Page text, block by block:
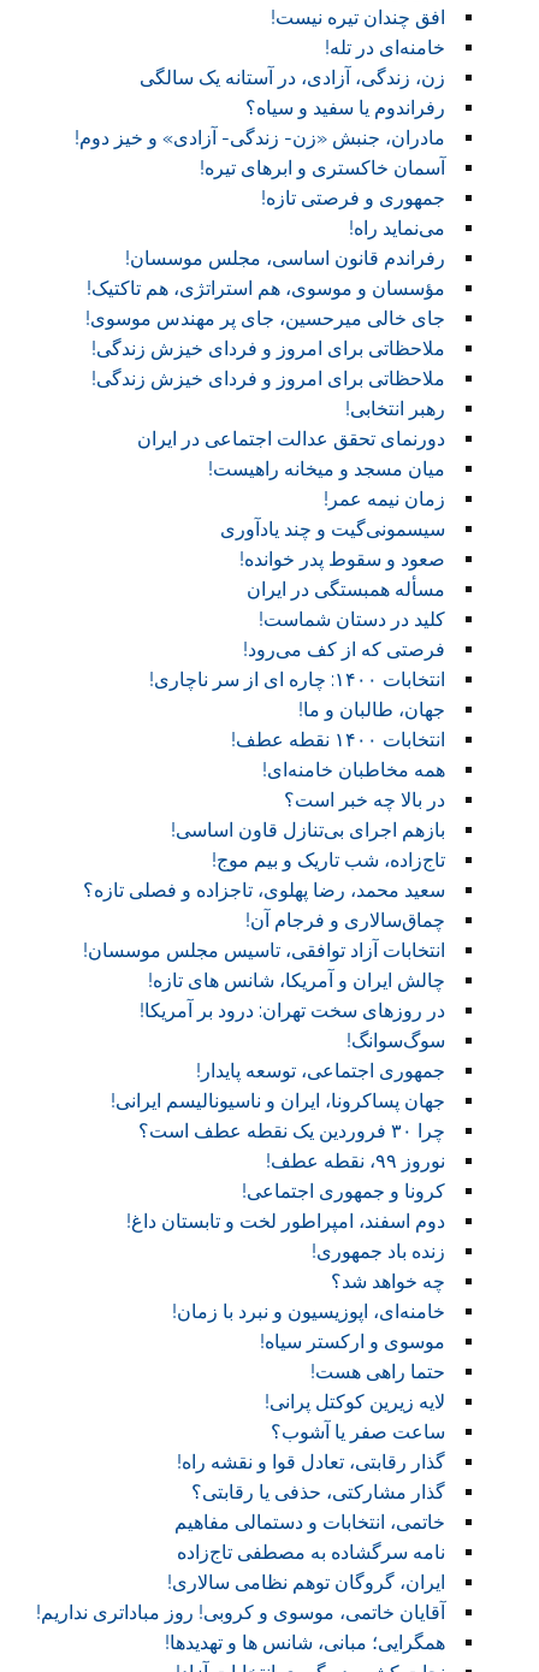
افق چندان تیره نیست!
خامنه‌ای در تله!
زن، زندگی، آزادی، در آستانه یک سالگی
رفراندوم یا سفید و سیاه؟
مادران، جنبش «زن- زندگی- آزادی» و خیز دوم!
آسمان خاکستری و ابر‌های تیره!
جمهوری و فرصتی تازه!
می‌نماید راه!
رفراندم قانون اساسی، مجلس موسسان!
مؤسسان و موسوی، هم استراتژی، هم تاکتیک!
جای خالی میرحسین، جای پر مهندس موسوی!
ملاحظاتی برای امروز و فردای خیزش زندگی!
ملاحظاتی برای امروز و فردای خیزش زندگی!
رهبر انتخابی!
دورنمای تحقق عدالت اجتماعی در ایران
میان مسجد و میخانه راهیست!‏
زمان نیمه عمر!‏
سیسمونی‌گیت و چند یادآوری
صعود و سقوط پدر خوانده!‏
مسأله همبستگی در ایران
کلید در دستان شماست!‏
فرصتی که از کف می‌رود!
انتخابات ۱۴۰۰: چاره ای از سر ناچاری!
جهان، طالبان و ما!
انتخابات ۱۴۰۰ نقطه عطف!‏
همه مخاطبان خامنه‌ای!
در بالا چه خبر است؟‎ ‎
بازهم اجرای بی‌تنازل قاون اساسی!
تاج‌زاده، شب تاریک و بیم موج!
سعید محمد، رضا پهلوی، تاجزاده و فصلی تازه؟
چماق‌سالاری و فرجام آن!‏
انتخابات آزاد توافقی، تاسیس مجلس موسسان!‏
چالش ایران و آمریکا، شانس های تازه!
در روز‌های سخت تهران: درود بر آمریکا!
سوگ‌‌سوانگ!‏
جمهوری اجتماعی، توسعه پایدار!
جهان پساکرونا، ایران و ناسیونالیسم ایرانی!
چرا ۳۰ فروردین یک نقطه عطف است؟
نوروز ۹۹، نقطه عطف!‏
کرونا و جمهوری اجتماعی!‏
دوم اسفند، امپراطور لخت و تابستان داغ!
زنده باد جمهوری!
چه خواهد شد؟
خامنه‌ای، اپوزیسیون و نبرد با زمان!
موسوی و ارکستر سیاه!
حتما راهی هست!
لایه زیرین کوکتل پرانی!
ساعت صفر یا آشوب؟
گذار رقابتی، تعادل قوا و نقشه راه!‏
گذار مشارکتی، حذفی یا رقابتی؟
خاتمی، انتخابات و دستمالی مفاهیم
نامه سرگشاده به مصطفی تاج‌زاده
ایران، گروگان توهم نظامی سالاری!
آقایان خاتمی، موسوی و کروبی! روز مباداتری نداریم!‏
همگرایی؛ مبانی، شانس ها و تهدیدها!